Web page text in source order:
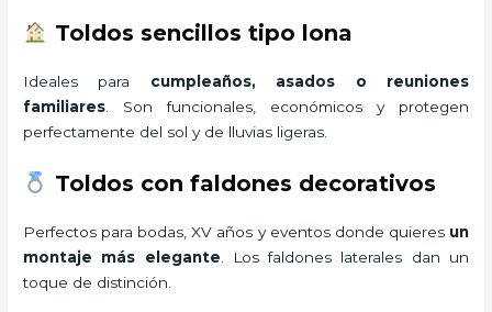
Toldos sencillos tipo lona
Ideales para cumpleaños, asados o reuniones
familiares . Son funcionales, económicos y protegen
perfectamente del sol y de lluvias ligeras.
Toldos con faldones decorativos
Perfectos para bodas, XV años y eventos donde quieres un
montaje más elegante . Los faldones laterales dan un
toque de distinción.